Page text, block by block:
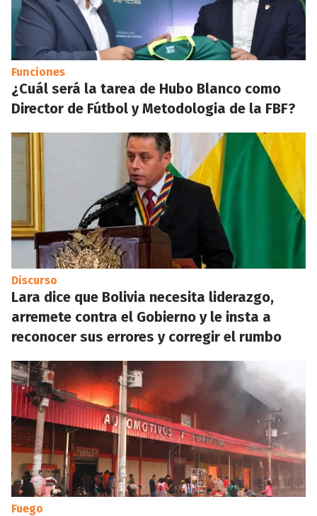
Funciones
¿Cuál será la tarea de Hubo Blanco como
Director de Fútbol y Metodologia de la FBF?
Discurso
Lara dice que Bolivia necesita liderazgo,
arremete contra el Gobierno y le insta a
reconocer sus errores y corregir el rumbo
Fuego